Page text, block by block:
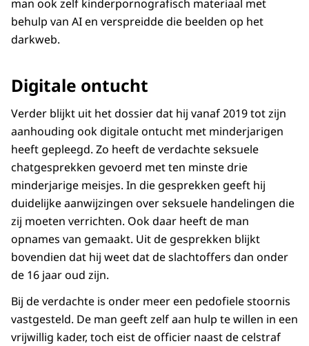
man ook zelf kinderpornografisch materiaal met
behulp van AI en verspreidde die beelden op het
darkweb.
Digitale ontucht
Verder blijkt uit het dossier dat hij vanaf 2019 tot zijn
aanhouding ook digitale ontucht met minderjarigen
heeft gepleegd. Zo heeft de verdachte seksuele
chatgesprekken gevoerd met ten minste drie
minderjarige meisjes. In die gesprekken geeft hij
duidelijke aanwijzingen over seksuele handelingen die
zij moeten verrichten. Ook daar heeft de man
opnames van gemaakt. Uit de gesprekken blijkt
bovendien dat hij weet dat de slachtoffers dan onder
de 16 jaar oud zijn.
Bij de verdachte is onder meer een pedofiele stoornis
vastgesteld. De man geeft zelf aan hulp te willen in een
vrijwillig kader, toch eist de officier naast de celstraf